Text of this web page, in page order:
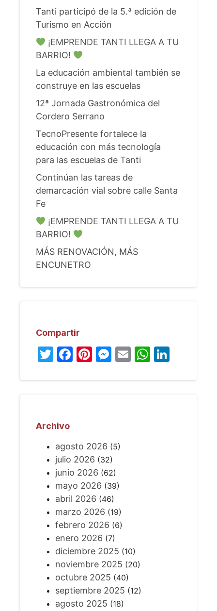
Tanti participó de la 5.ª edición de
Turismo en Acción
¡EMPRENDE TANTI LLEGA A TU
BARRIO!
La educación ambiental también se
construye en las escuelas
12ª Jornada Gastronómica del
Cordero Serrano
TecnoPresente fortalece la
educación con más tecnología
para las escuelas de Tanti
Continúan las tareas de
demarcación vial sobre calle Santa
Fe
¡EMPRENDE TANTI LLEGA A TU
BARRIO!
MÁS RENOVACIÓN, MÁS
ENCUNETRO
Compartir
Twitter
Facebook
Pinterest
Messenger
Email
Archivo
agosto 2026 (5)
julio 2026 (32)
junio 2026 (62)
mayo 2026 (39)
abril 2026 (46)
marzo 2026 (19)
febrero 2026 (6)
enero 2026 (7)
diciembre 2025 (10)
noviembre 2025 (20)
octubre 2025 (40)
septiembre 2025 (12)
agosto 2025 (18)